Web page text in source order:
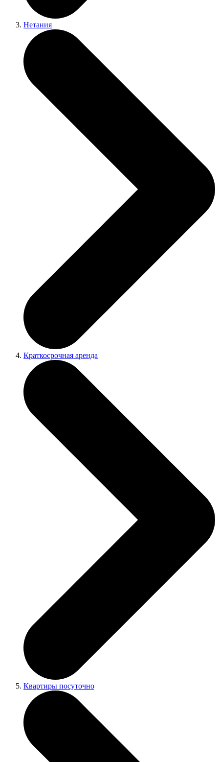
Нетания
Краткосрочная аренда
Квартиры посуточно